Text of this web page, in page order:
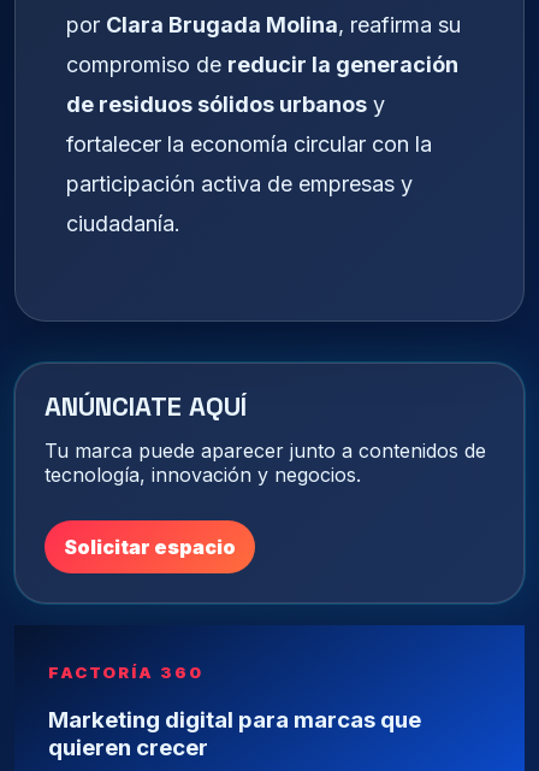
por Clara Brugada Molina, reafirma su
compromiso de reducir la generación
de residuos sólidos urbanos y
fortalecer la economía circular con la
participación activa de empresas y
ciudadanía.
ANÚNCIATE AQUÍ
Tu marca puede aparecer junto a contenidos de
tecnología, innovación y negocios.
Solicitar espacio
FACTORÍA 360
Marketing digital para marcas que
quieren crecer